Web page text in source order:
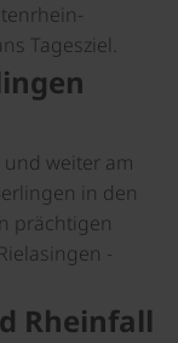
Tagesziel.
weiter am
in den
prächtigen
-
Rheinfall